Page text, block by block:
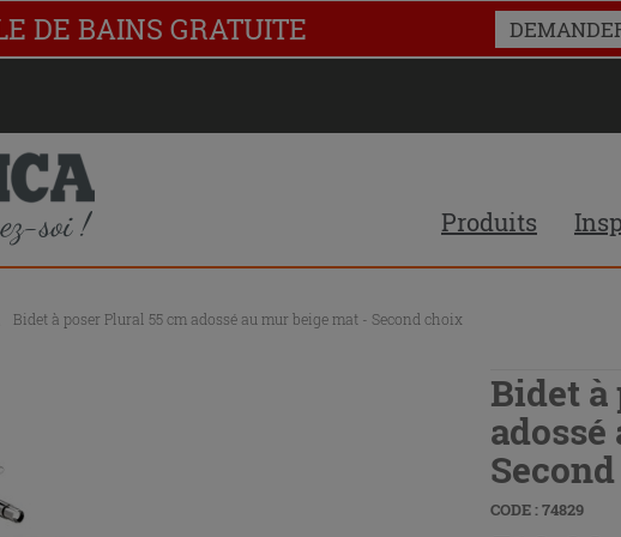
DE BAINS GRATUITE
Produits
Bidet à poser Plural 55 cm adossé au mur beige mat - Second choix
Bidet à
CODE : 74829